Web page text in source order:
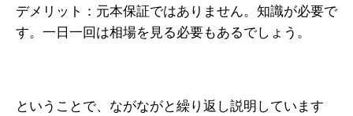
デメリット：元本保証ではありません。知識が必要で
す。一日一回は相場を見る必要もあるでしょう。
ということで、ながながと繰り返し説明しています